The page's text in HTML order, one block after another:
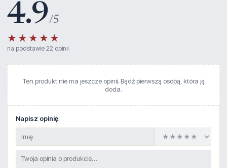
4.9/5
★★★★★
na podstawie 22 opinii
Ten produkt nie ma jeszcze opinii. Bądź pierwszą osobą, która ją
doda.
Napisz opinię